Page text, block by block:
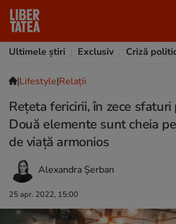
Ultimele știri
Exclusiv Criză
|Lifestyle|Relații
Rețeta fericirii, în zece sfaturi
Două elemente sunt cheia
de viață armonios
Alexandra Șerban
25 apr. 2022, 15:00